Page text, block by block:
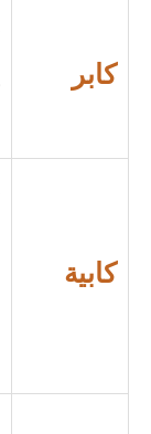
كابر
كابية